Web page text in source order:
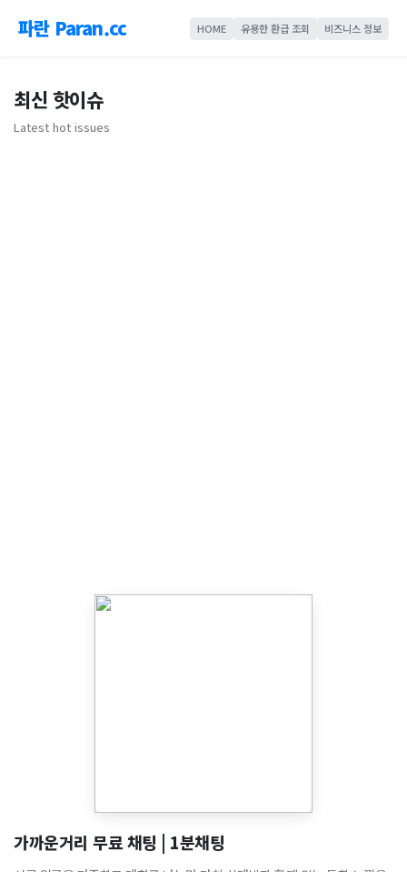
파란 Paran.cc HOME 유용한 환급 조회 비즈니스 정보
최신 핫이슈
Latest hot issues
가까운거리 무료 채팅 | 1분채팅